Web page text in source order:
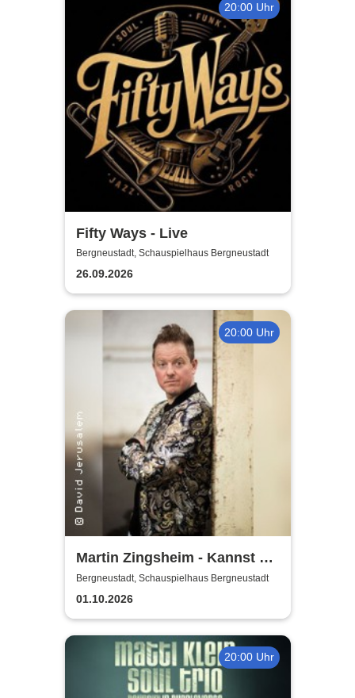
20:00 Uhr
Fifty Ways - Live
Bergneustadt, Schauspielhaus Bergneustadt
26.09.2026
20:00 Uhr
Martin Zingsheim - Kannst Du
Dir Nicht Ausdenken
Bergneustadt, Schauspielhaus Bergneustadt
01.10.2026
20:00 Uhr